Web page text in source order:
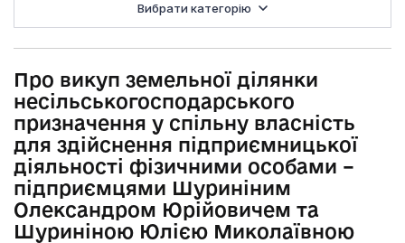
Вибрати категорію
Про викуп земельної ділянки
несільськогосподарського
призначення у спільну власність
для здійснення підприємницької
діяльності фізичними особами –
підприємцями Шуриніним
Олександром Юрійовичем та
Шуриніною Юлією Миколаївною